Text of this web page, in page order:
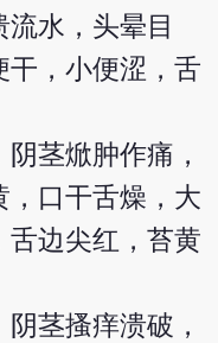
水，头晕目
干，小便涩，舌
茎焮肿作痛，
，口干舌燥，大
舌边尖红，苔黄
茎搔痒溃破，